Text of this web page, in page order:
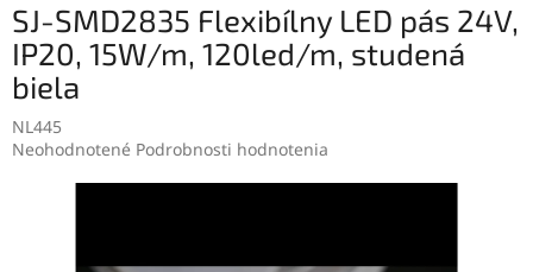
SJ-SMD2835 Flexibílny LED pás 24V,
IP20, 15W/m, 120led/m, studená
biela
NL445
Priemerné
Neohodnotené Podrobnosti hodnotenia